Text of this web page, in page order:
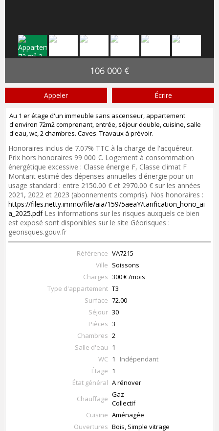
106 000 €
Appeler Écrire
Au 1 er étage d'un immeuble sans ascenseur, appartement
d'environ 72m2 comprenant, entrée, séjour double, cuisine, salle
d'eau, wc, 2 chambres. Caves. Travaux à prévoir.
Honoraires inclus de 7.07% TTC à la charge de l'acquéreur.
Prix hors honoraires 99 000 €. Logement à consommation
énergétique excessive : Classe énergie F, Classe climat F
Montant estimé des dépenses annuelles d'énergie pour un
usage standard : entre 2150.00 € et 2970.00 € sur les années
2021, 2022 et 2023 (abonnements compris). Nos honoraires :
https://files.netty.immo/file/aia/159/5aeaY/tarification_hono_ai
a_2025.pdfLes informations sur les risques auxquels ce bien
est exposé sont disponibles sur le site Géorisques :
georisques.gouv.fr
Référence VA7215
Ville Soissons
Charges 300 € /mois
Type d'appartement T3
Surface 72.00
Séjour 30
Pièces 3
Chambres 2
Salle d'eau 1
WC 1 Indépendant
Étage 1
État général A rénover
Chauffage Gaz
Collectif
Cuisine Aménagée
Ouvertures Bois, Simple vitrage